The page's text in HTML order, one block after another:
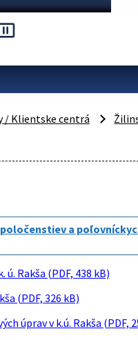
/ Klientske centrá
a
Rakša (PDF, 438 kB)
(PDF, 326 kB)
úprav v k.ú. Rakša (PDF,